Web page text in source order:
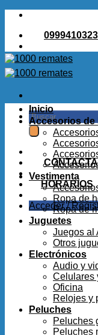
Saltar
contenido0999410323
Buscar
por:
HORARIOS
Acceder /
Inicio
Accesorios de
Vestimenta
Ropa de
Ropa de
Juguetes
Juegos al
Otros
Electrónicos
Audio y
Celulares
Oficina
Relojes y
Peluches
Peluches
Peluches